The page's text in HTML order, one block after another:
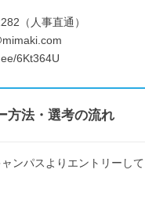
（人事直通）
6Kt364U
方法・選考の流れ
ンパスよりエントリーして